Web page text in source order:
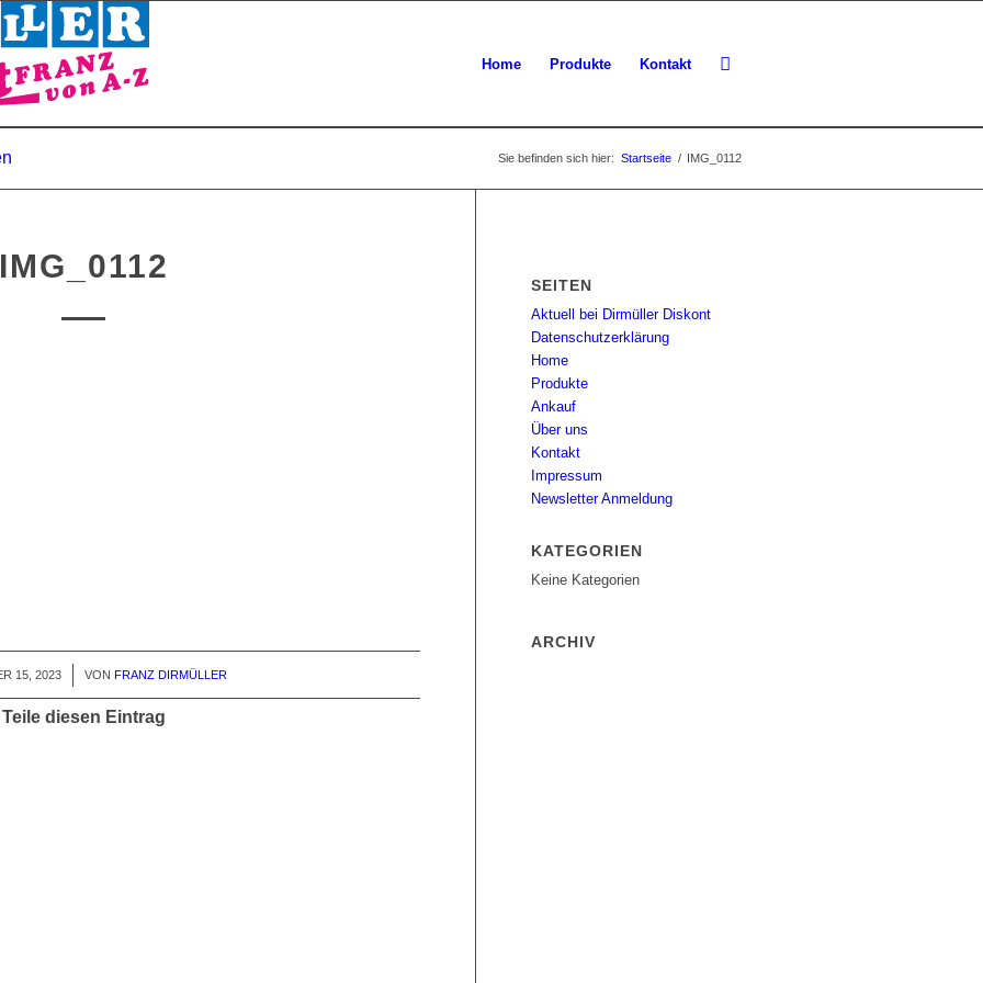
Home Produkte Kontakt
Sie befinden sich hier: Startseite / IMG_0112
IMG_0112
15, 2023
/ VONFRANZ DIRMÜLLER
Teile diesen Eintrag
SEITEN
Aktuell bei Dirmüller Diskont
Datenschutzerklärung
Home
Produkte
Ankauf
Über uns
Kontakt
Impressum
Newsletter Anmeldung
KATEGORIEN
Keine Kategorien
ARCHIV